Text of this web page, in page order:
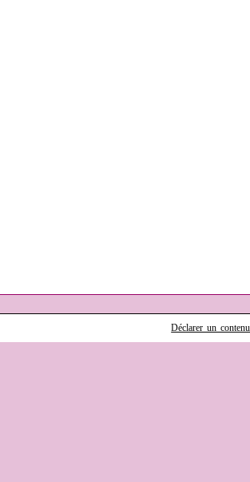
Déclarer un